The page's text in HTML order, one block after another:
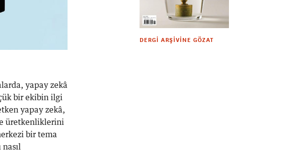
DERGI ARŞIVINE GÖZAT
yapay zekâ
bir ekibin ilgi
yapay zekâ,
üretkenliklerini
bir tema